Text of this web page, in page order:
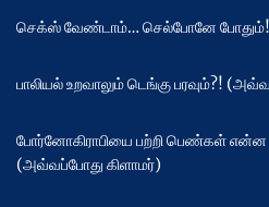
செக்ஸ் வேண்டாம்… செல்போனே
பாலியல் உறவாலும் டெங்கு பரவும்?!
போர்னோகிராபியை பற்றி பெண்கள் என்ன
(அவ்வப்போது கிளாமர்)